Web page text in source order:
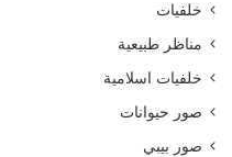
خلفيات
مناظر طبيعية
خلفيات اسلامية
صور حيوانات
صور بيبي